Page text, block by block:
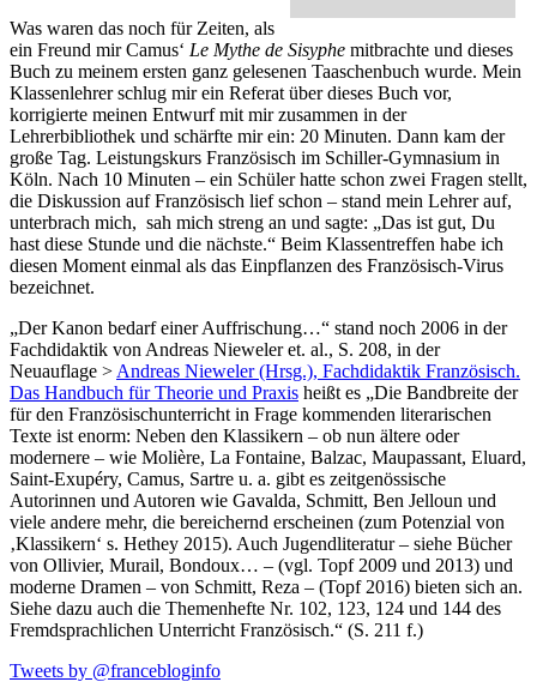
Was waren das noch für Zeiten, als
ein Freund mir Camus‘ Le Mythe de Sisyphe mitbrachte und dieses
Buch zu meinem ersten ganz gelesenen Taaschenbuch wurde. Mein
Klassenlehrer schlug mir ein Referat über dieses Buch vor,
korrigierte meinen Entwurf mit mir zusammen in der
Lehrerbibliothek und schärfte mir ein: 20 Minuten. Dann kam der
große Tag. Leistungskurs Französisch im Schiller-Gymnasium in
Köln. Nach 10 Minuten – ein Schüler hatte schon zwei Fragen stellt,
die Diskussion auf Französisch lief schon – stand mein Lehrer auf,
unterbrach mich, sah mich streng an und sagte: „Das ist gut, Du
hast diese Stunde und die nächste.“ Beim Klassentreffen habe ich
diesen Moment einmal als das Einpflanzen des Französisch-Virus
bezeichnet.
„Der Kanon bedarf einer Auffrischung…“ stand noch 2006 in der
Fachdidaktik von Andreas Nieweler et. al., S. 208, in der
Neuauflage >Andreas Nieweler (Hrsg.), Fachdidaktik Französisch.
Das Handbuch für Theorie und Praxis heißt es „Die Bandbreite der
für den Französischunterricht in Frage kommenden literarischen
Texte ist enorm: Neben den Klassikern – ob nun ältere oder
modernere – wie Molière, La Fontaine, Balzac, Maupassant, Eluard,
Saint-Exupéry, Camus, Sartre u. a. gibt es zeitgenössische
Autorinnen und Autoren wie Gavalda, Schmitt, Ben Jelloun und
viele andere mehr, die bereichernd erscheinen (zum Potenzial von
‚Klassikern‘ s. Hethey 2015). Auch Jugendliteratur – siehe Bücher
von Ollivier, Murail, Bondoux… – (vgl. Topf 2009 und 2013) und
moderne Dramen – von Schmitt, Reza – (Topf 2016) bieten sich an.
Siehe dazu auch die Themenhefte Nr. 102, 123, 124 und 144 des
Fremdsprachlichen Unterricht Französisch.“ (S. 211 f.)
Tweets by @francebloginfo